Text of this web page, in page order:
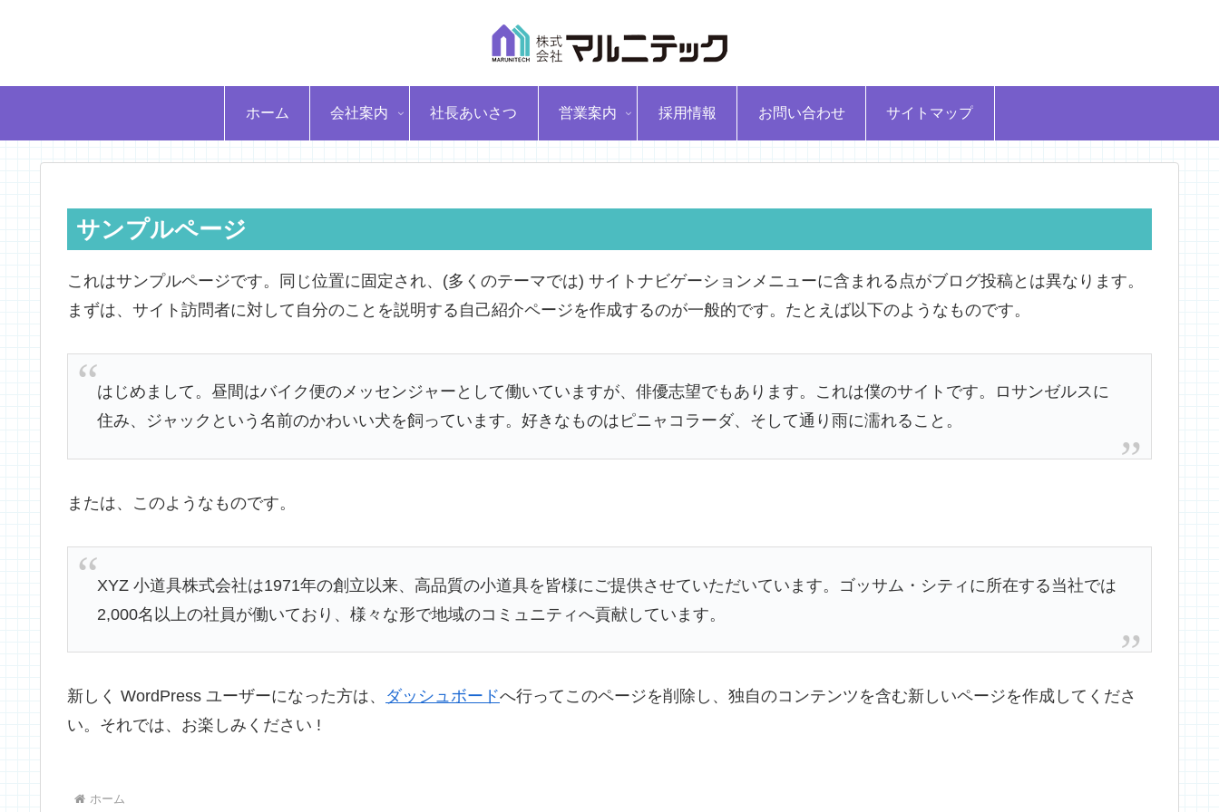
ホーム 会社案内 社長あいさつ 営業案内 採用情報 お問い合わせ サイトマップ
サンプルページ
これはサンプルページです。同じ位置に固定され、(多くのテーマでは) サイトナビゲーションメニューに含まれる点がブログ投稿とは異なります。
まずは、サイト訪問者に対して自分のことを説明する自己紹介ページを作成するのが一般的です。たとえば以下のようなものです。
はじめまして。昼間はバイク便のメッセンジャーとして働いていますが、俳優志望でもあります。これは僕のサイトです。ロサンゼルスに
住み、ジャックという名前のかわいい犬を飼っています。好きなものはピニャコラーダ、そして通り雨に濡れること。
または、このようなものです。
XYZ 小道具株式会社は1971年の創立以来、高品質の小道具を皆様にご提供させていただいています。ゴッサム・シティに所在する当社では
2,000名以上の社員が働いており、様々な形で地域のコミュニティへ貢献しています。
新しく WordPress ユーザーになった方は、 ダッシュボードへ行ってこのページを削除し、独自のコンテンツを含む新しいページを作成してくださ
い。それでは、お楽しみください !
ホーム